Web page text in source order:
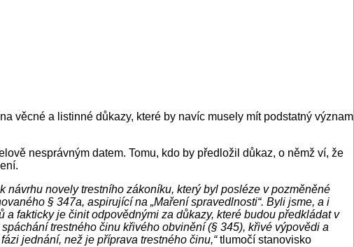
věcné a listinné důkazy, které by navíc musely mít podstatný význam
nesprávným datem. Tomu, kdo by předložil důkaz, o němž ví, že
návrhu novely trestního zákoníku, který byl posléze v pozměněné
§ 347a, aspirující na „Maření spravedlnosti“. Byli jsme, a i
fakticky je činit odpovědnými za důkazy, které budou předkládat v
trestného činu křivého obvinění (§ 345), křivé výpovědi a
jednání, než je příprava trestného činu,“tlumočí stanovisko